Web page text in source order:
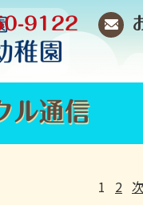
9122
ル通信
1 2